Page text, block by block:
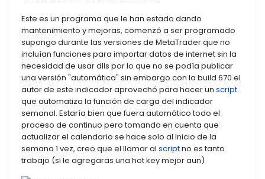
Este es un programa que le han estado dando
mantenimiento y mejoras, comenzó a ser programado
supongo durante las versiones de MetaTrader que no
incluían funciones para importar datos de internet sin la
necesidad de usar dlls por lo que no se podía publicar
una versión "automática" sin embargo con la build 670 el
autor de este indicador aprovechó para hacer un script
que automatiza la función de carga del indicador
semanal. Estaría bien que fuera automático todo el
proceso de continuo pero tomando en cuenta que
actualizar el calendario se hace solo al inicio de la
semana 1 vez, creo que el llamar al scriptno es tanto
trabajo (si le agregaras una hot key mejor aun)